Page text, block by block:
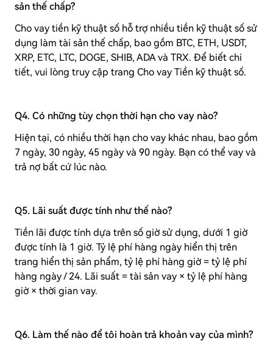
sản thế chấp?
Cho vay tiền kỹ thuật số hỗ trợ nhiều tiền kỹ thuật số sử
dụng làm tài sản thế chấp, bao gồm BTC, ETH, USDT,
XRP, ETC, LTC, DOGE, SHIB, ADA và TRX. Để biết chi
tiết, vui lòng truy cập trang Cho vay Tiền kỹ thuật số.
Q4. Có những tùy chọn thời hạn cho vay nào?
Hiện tại, có nhiều thời hạn cho vay khác nhau, bao gồm
7 ngày, 30 ngày, 45 ngày và 90 ngày. Bạn có thể vay và
trả nợ bất cứ lúc nào.
Q5. Lãi suất được tính như thế nào?
Tiền lãi được tính dựa trên số giờ sử dụng, dưới 1 giờ
được tính là 1 giờ. Tỷ lệ phí hàng ngày hiển thị trên
trang hiển thị sản phẩm, tỷ lệ phí hàng giờ = tỷ lệ phí
hàng ngày / 24. Lãi suất = tài sản vay × tỷ lệ phí hàng
giờ × thời gian vay.
Q6. Làm thế nào để tôi hoàn trả khoản vay của mình?